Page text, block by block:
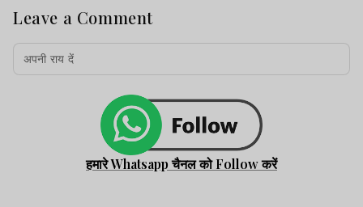
Leave a Comment
हमारे Whatsapp चैनल को Follow करें